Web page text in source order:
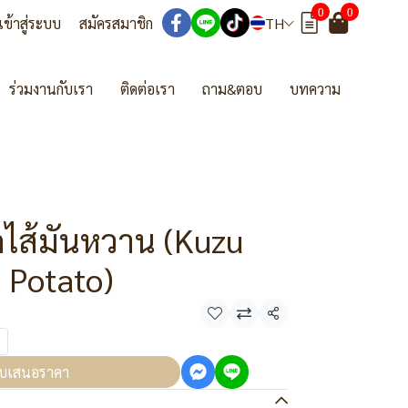
เข้าสู่ระบบ สมัครสมาชิก TH
0 0
ร่วมงานกับเรา ติดต่อเรา ถาม&ตอบ บทความ
ส้มันหวาน (Kuzu
Potato)
แชร์
เสนอราคา